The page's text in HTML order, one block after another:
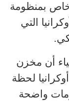
بمنظومة
التي
أن مخزن
بداخله 21 جنديا أوكرانيا لحظة
واضحة